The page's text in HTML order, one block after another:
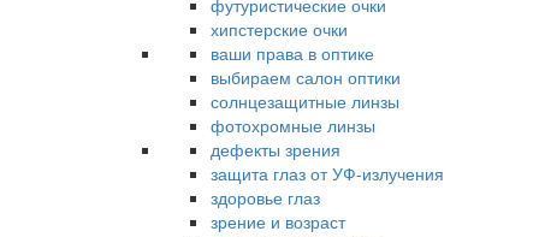
футуристические очки
хипстерские очки
ваши права в оптике
выбираем салон оптики
солнцезащитные линзы
фотохромные линзы
дефекты зрения
защита глаз от УФ-излучения
здоровье глаз
зрение и возраст